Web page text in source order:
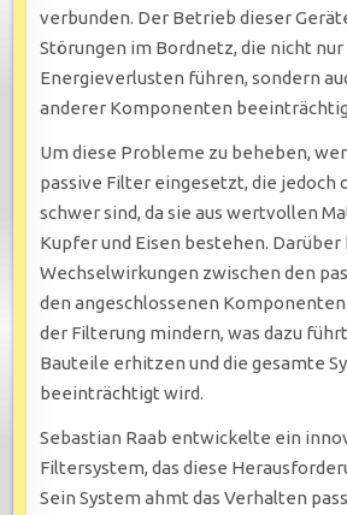
verbunden. Der Betrieb dieser
Störungen im Bordnetz, die nicht nur
Energieverlusten führen, sondern
anderer Komponenten
Um diese Probleme zu beheben,
passive Filter eingesetzt, die jedoch
schwer sind, da sie aus wertvollen
Kupfer und Eisen bestehen. Darüber
Wechselwirkungen zwischen den
den angeschlossenen
der Filterung mindern, was dazu
Bauteile erhitzen und die gesamte
beeinträchtigt wird.
Sebastian Raab entwickelte ein
Filtersystem, das diese
Sein System ahmt das Verhalten